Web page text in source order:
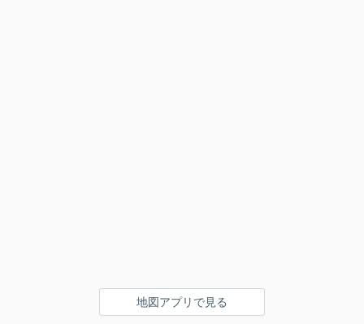
地図アプリで見る